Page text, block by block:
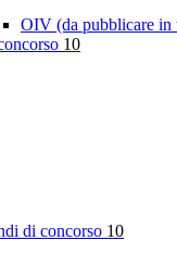
OIV (da pubblicare in
10
di concorso 10